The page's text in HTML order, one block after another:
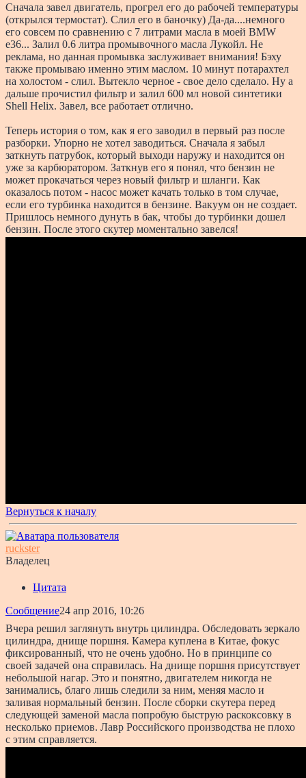
Сначала завел двигатель, прогрел его до рабочей температуры
(открылся термостат). Слил его в баночку) Да-да....немного
его совсем по сравнению с 7 литрами масла в моей BMW
e36... Залил 0.6 литра промывочного масла Лукойл. Не
реклама, но данная промывка заслуживает внимания! Бэху
также промываю именно этим маслом. 10 минут потарахтел
на холостом - слил. Вытекло черное - свое дело сделало. Ну а
дальше прочистил фильтр и залил 600 мл новой синтетики
Shell Helix. Завел, все работает отлично.
Теперь история о том, как я его заводил в первый раз после
разборки. Упорно не хотел заводиться. Сначала я забыл
заткнуть патрубок, который выходи наружу и находится он
уже за карбюратором. Заткнув его я понял, что бензин не
может прокачаться через новый фильтр и шланги. Как
оказалось потом - насос может качать только в том случае,
если его турбинка находится в бензине. Вакуум он не создает.
Пришлось немного дунуть в бак, чтобы до турбинки дошел
бензин. После этого скутер моментально завелся!
Вернуться к началу
ruckster
Владелец
Цитата
Сообщение24 апр 2016, 10:26
Вчера решил заглянуть внутрь цилиндра. Обследовать зеркало
цилиндра, днище поршня. Камера куплена в Китае, фокус
фиксированный, что не очень удобно. Но в принципе со
своей задачей она справилась. На днище поршня присутствует
небольшой нагар. Это и понятно, двигателем никогда не
занимались, благо лишь следили за ним, меняя масло и
заливая нормальный бензин. После сборки скутера перед
следующей заменой масла попробую быструю раскоксовку в
несколько приемов. Лавр Российского производства не плохо
с этим справляется.